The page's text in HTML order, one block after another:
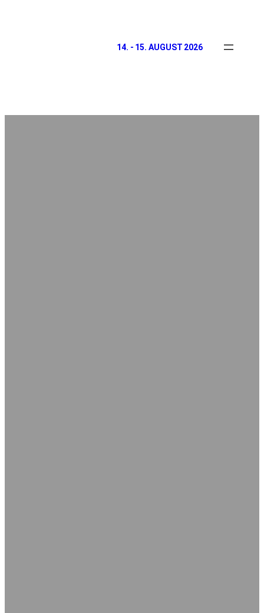
14. - 15. AUGUST 2026